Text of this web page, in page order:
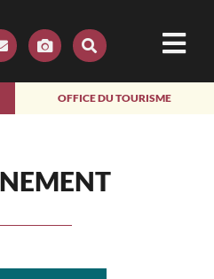
OFFICE DU TOURISME